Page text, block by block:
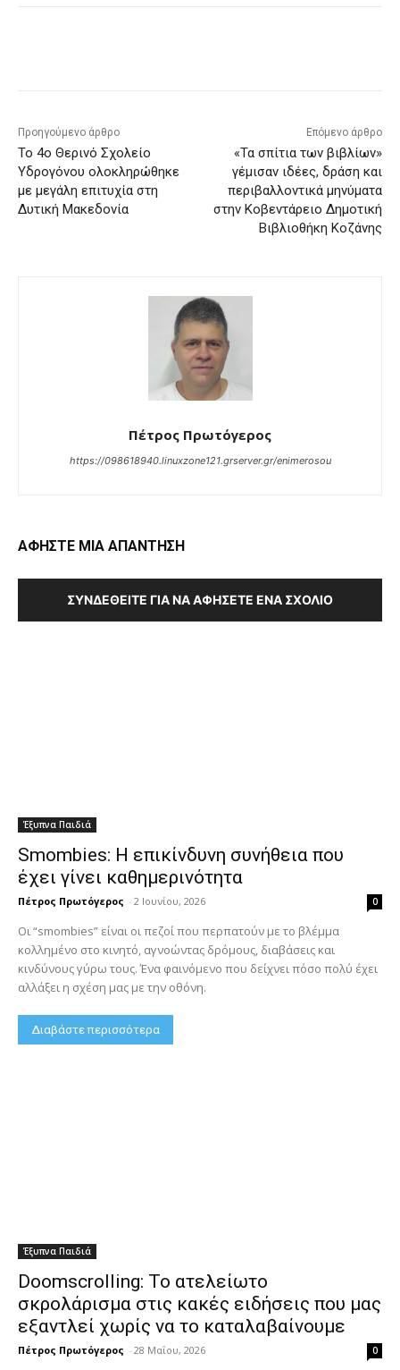
Προηγούμενο άρθρο
Το 4ο Θερινό Σχολείο
Υδρογόνου ολοκληρώθηκε
με μεγάλη επιτυχία στη
Δυτική Μακεδονία
Επόμενο άρθρο
«Τα σπίτια των βιβλίων»
γέμισαν ιδέες, δράση και
περιβαλλοντικά μηνύματα
στην Κοβεντάρειο Δημοτική
Βιβλιοθήκη Κοζάνης
Πέτρος Πρωτόγερος
https://098618940.linuxzone121.grserver.gr/enimerosou
ΑΦΗΣΤΕ ΜΙΑ ΑΠΑΝΤΗΣΗ
ΣΥΝΔΕΘΕΊΤΕ ΓΙΑ ΝΑ ΑΦΉΣΕΤΕ ΈΝΑ ΣΧΌΛΙΟ
Έξυπνα Παιδιά
Smombies: Η επικίνδυνη συνήθεια που
έχει γίνει καθημερινότητα
Πέτρος Πρωτόγερος - 2 Ιουνίου, 2026 0
Οι “smombies” είναι οι πεζοί που περπατούν με το βλέμμα
κολλημένο στο κινητό, αγνοώντας δρόμους, διαβάσεις και
κινδύνους γύρω τους. Ένα φαινόμενο που δείχνει πόσο πολύ έχει
αλλάξει η σχέση μας με την οθόνη.
Διαβάστε περισσότερα
Έξυπνα Παιδιά
Doomscrolling: Το ατελείωτο
σκρολάρισμα στις κακές ειδήσεις που μας
εξαντλεί χωρίς να το καταλαβαίνουμε
Πέτρος Πρωτόγερος - 28 Μαΐου, 2026 0